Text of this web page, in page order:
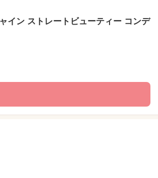
イン ストレートビューティー コンデ